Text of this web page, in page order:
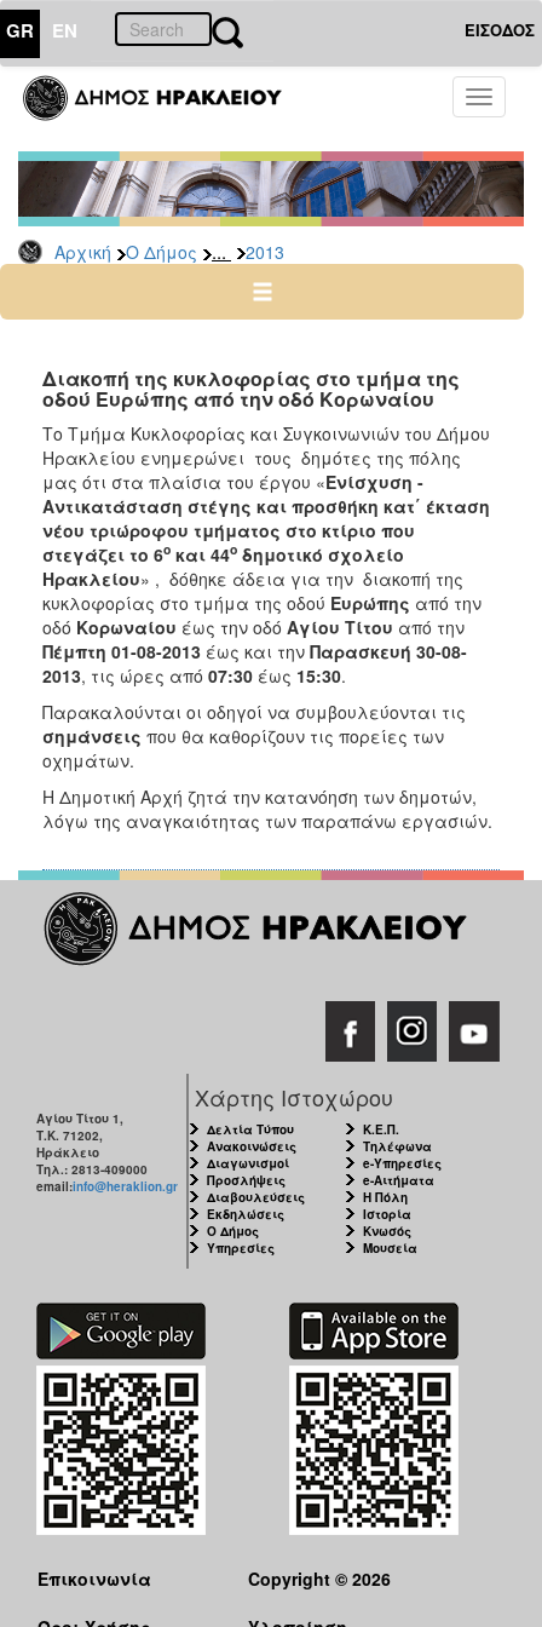
GR EN ΕΙΣΟΔΟΣ
Toggle
Αρχική Ο Δήμος ... 2013
ΔΗΜΟΣ
Δελτία
Τύπου
Αρχείο
2026
2024
2022
2021
2020
2019
2018
2017
2016
2015
2013
2012
2011
2010
2006
ΠΟΛΗ
Διακοπή της κυκλοφορίας στο τμήμα της
οδού Ευρώπης από την οδό Κορωναίου
Το Τμήμα Κυκλοφορίας και Συγκοινωνιών του Δήμου
Ηρακλείου ενημερώνει τους δημότες της πόλης
μας ότι στα πλαίσια του έργου «Ενίσχυση -
Αντικατάσταση στέγης και προσθήκη κατ΄ έκταση
νέου τριώροφου τμήματος στο κτίριο που
στεγάζει το 6ο και 44ο δημοτικό σχολείο
Ηρακλείου» , δόθηκε άδεια για την διακοπή της
κυκλοφορίας στο τμήμα της οδού Ευρώπης από την
οδό Κορωναίου έως την οδό Αγίου Τίτου από την
Πέμπτη 01-08-2013 έως και την Παρασκευή 30-08-
2013, τις ώρες από 07:30 έως 15:30.
Παρακαλούνται οι οδηγοί να συμβουλεύονται τις
σημάνσεις που θα καθορίζουν τις πορείες των
οχημάτων.
Η Δημοτική Αρχή ζητά την κατανόηση των δημοτών,
λόγω της αναγκαιότητας των παραπάνω εργασιών.
Αγίου Τίτου 1,
Τ.Κ. 71202,
Ηράκλειο
Τηλ.: 2813-409000
email:info@heraklion.gr
Χάρτης Ιστοχώρου
Δελτία Τύπου
Ανακοινώσεις
Διαγωνισμοί
Προσλήψεις
Διαβουλεύσεις
Εκδηλώσεις
Ο Δήμος
Υπηρεσίες
Κ.Ε.Π.
Τηλέφωνα
e-Υπηρεσίες
e-Αιτήματα
Η Πόλη
Ιστορία
Κνωσός
Μουσεία
Επικοινωνία
Copyright © 2026